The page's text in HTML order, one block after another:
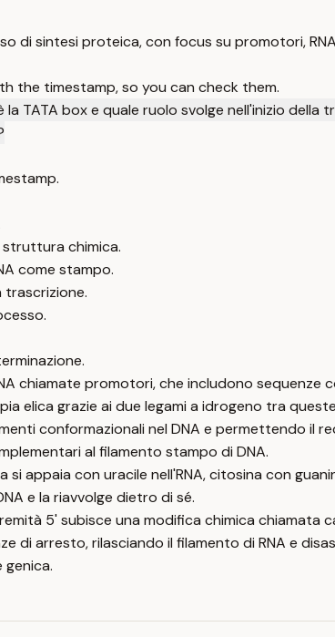
di sintesi proteica, con focus su promotori,
the timestamp, so you can check them.
la TATA box e quale ruolo svolge nell'inizio della
struttura chimica.
come stampo.
trascrizione.
chiamate promotori, che includono sequenze
elica grazie ai due legami a idrogeno tra
conformazionali nel DNA e permettendo il
al filamento stampo di DNA.
appaia con uracile nell'RNA, citosina con
e la riavvolge dietro di sé.
5' subisce una modifica chimica chiamata
di arresto, rilasciando il filamento di RNA e